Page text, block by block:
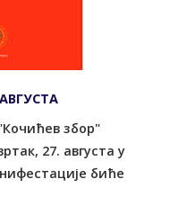
збор"
27. августа у
биће